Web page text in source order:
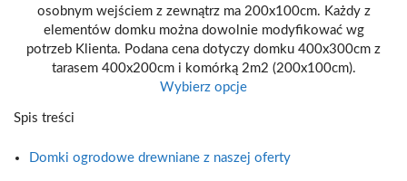
osobnym wejściem z zewnątrz ma 200x100cm. Każdy z
elementów domku można dowolnie modyfikować wg
potrzeb Klienta. Podana cena dotyczy domku 400x300cm z
tarasem 400x200cm i komórką 2m2 (200x100cm).
Wybierz opcje
Spis treści
Domki ogrodowe drewniane z naszej oferty